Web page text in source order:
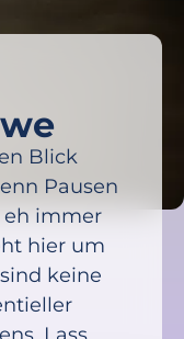
Blick
Pausen
eh immer
hier um
keine